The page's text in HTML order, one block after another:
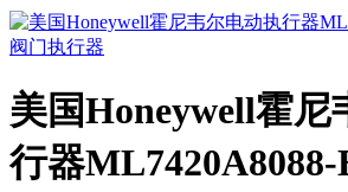
美国Honeywell霍尼
行器ML7420A8088-